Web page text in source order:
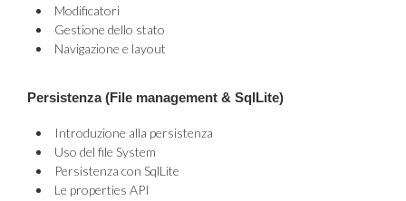
Modificatori
Gestione dello stato
Navigazione e layout
Persistenza (File management & SqlLite)
Introduzione alla persistenza
Uso del file System
Persistenza con SqlLite
Le properties API